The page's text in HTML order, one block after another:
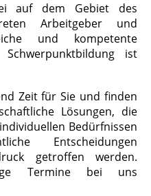
auf dem Gebiet des
Arbeitgeber und
und kompetente
ist
Zeit für Sie und finden
Lösungen, die
Bedürfnissen
Entscheidungen
getroffen werden.
Termine bei uns